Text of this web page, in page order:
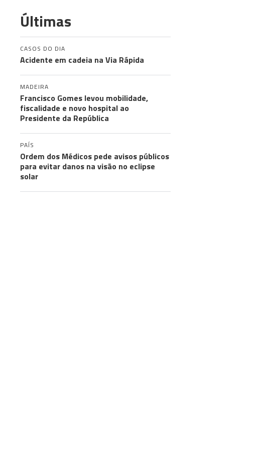
Últimas
CASOS DO DIA
Acidente em cadeia na Via Rápida
MADEIRA
Francisco Gomes levou mobilidade,
fiscalidade e novo hospital ao
Presidente da República
PAÍS
Ordem dos Médicos pede avisos públicos
para evitar danos na visão no eclipse
solar